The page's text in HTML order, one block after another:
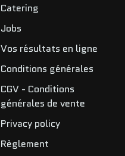
Catering
Jobs
Vos résultats en ligne
Conditions générales
CGV - Conditions
générales de vente
Privacy policy
Règlement